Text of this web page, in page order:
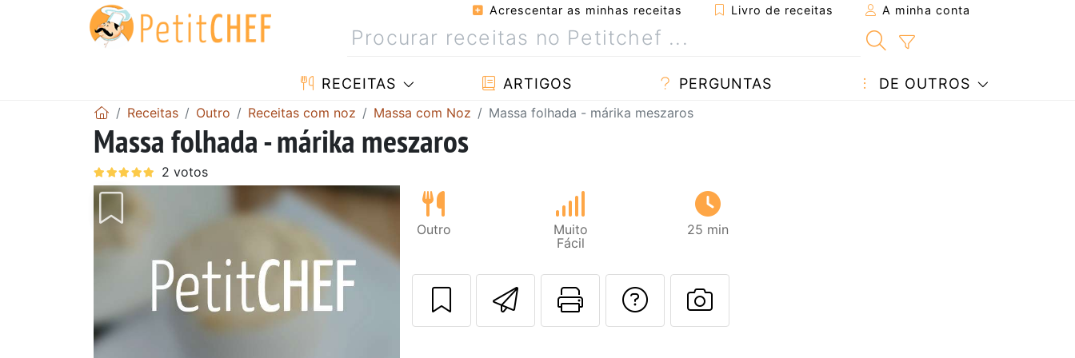
Acrescentar as minhas receitas Livro de receitas A minha conta
RECEITAS ARTIGOS PERGUNTAS DE OUTROS
Receitas Outro Receitas com noz Massa com Noz Massa folhada - márika meszaros
Massa folhada - márika meszaros
Outro
Muito
Fácil
25 min
Enviar esta receita a um amigo
Imprima esta página
Falar com o autor da receita
Fez esta receita? Compartilhe